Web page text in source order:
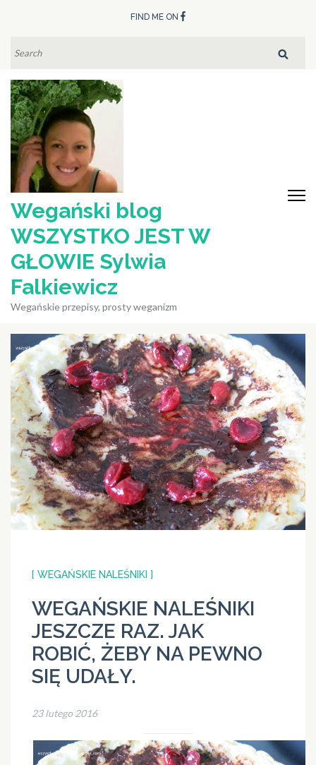
content
(Press
Enter)
FIND ME ON
Wegański blog
WSZYSTKO JEST W
GŁOWIE Sylwia
Falkiewicz
Wegańskie przepisy, prosty weganizm
[ WEGAŃSKIE NALEŚNIKI ]
WEGAŃSKIE NALEŚNIKI
JESZCZE RAZ. JAK
ROBIĆ, ŻEBY NA PEWNO
SIĘ UDAŁY.
23 lutego 2016